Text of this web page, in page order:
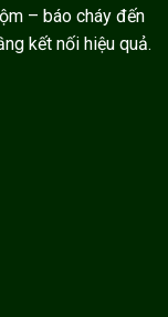
– báo cháy đến
kết nối hiệu quả.